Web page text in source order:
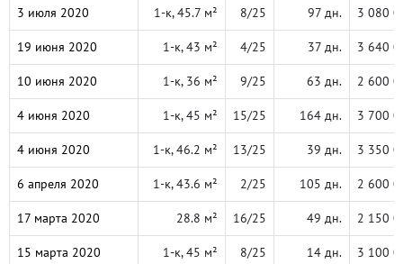
3 июля 2020 1-к, 45.7 м² 8/25 97 дн. 3 080
19 июня 2020 1-к, 43 м² 4/25 37 дн. 3 640
10 июня 2020 1-к, 36 м² 9/25 63 дн. 2 600
4 июня 2020 1-к, 45 м² 15/25 164 дн. 3 700
4 июня 2020 1-к, 46.2 м² 13/25 39 дн. 3 350
6 апреля 2020 1-к, 43.6 м² 2/25 105 дн. 2 600
17 марта 2020 28.8 м² 16/25 49 дн. 2 150
15 марта 2020 1-к, 45 м² 8/25 14 дн. 3 100